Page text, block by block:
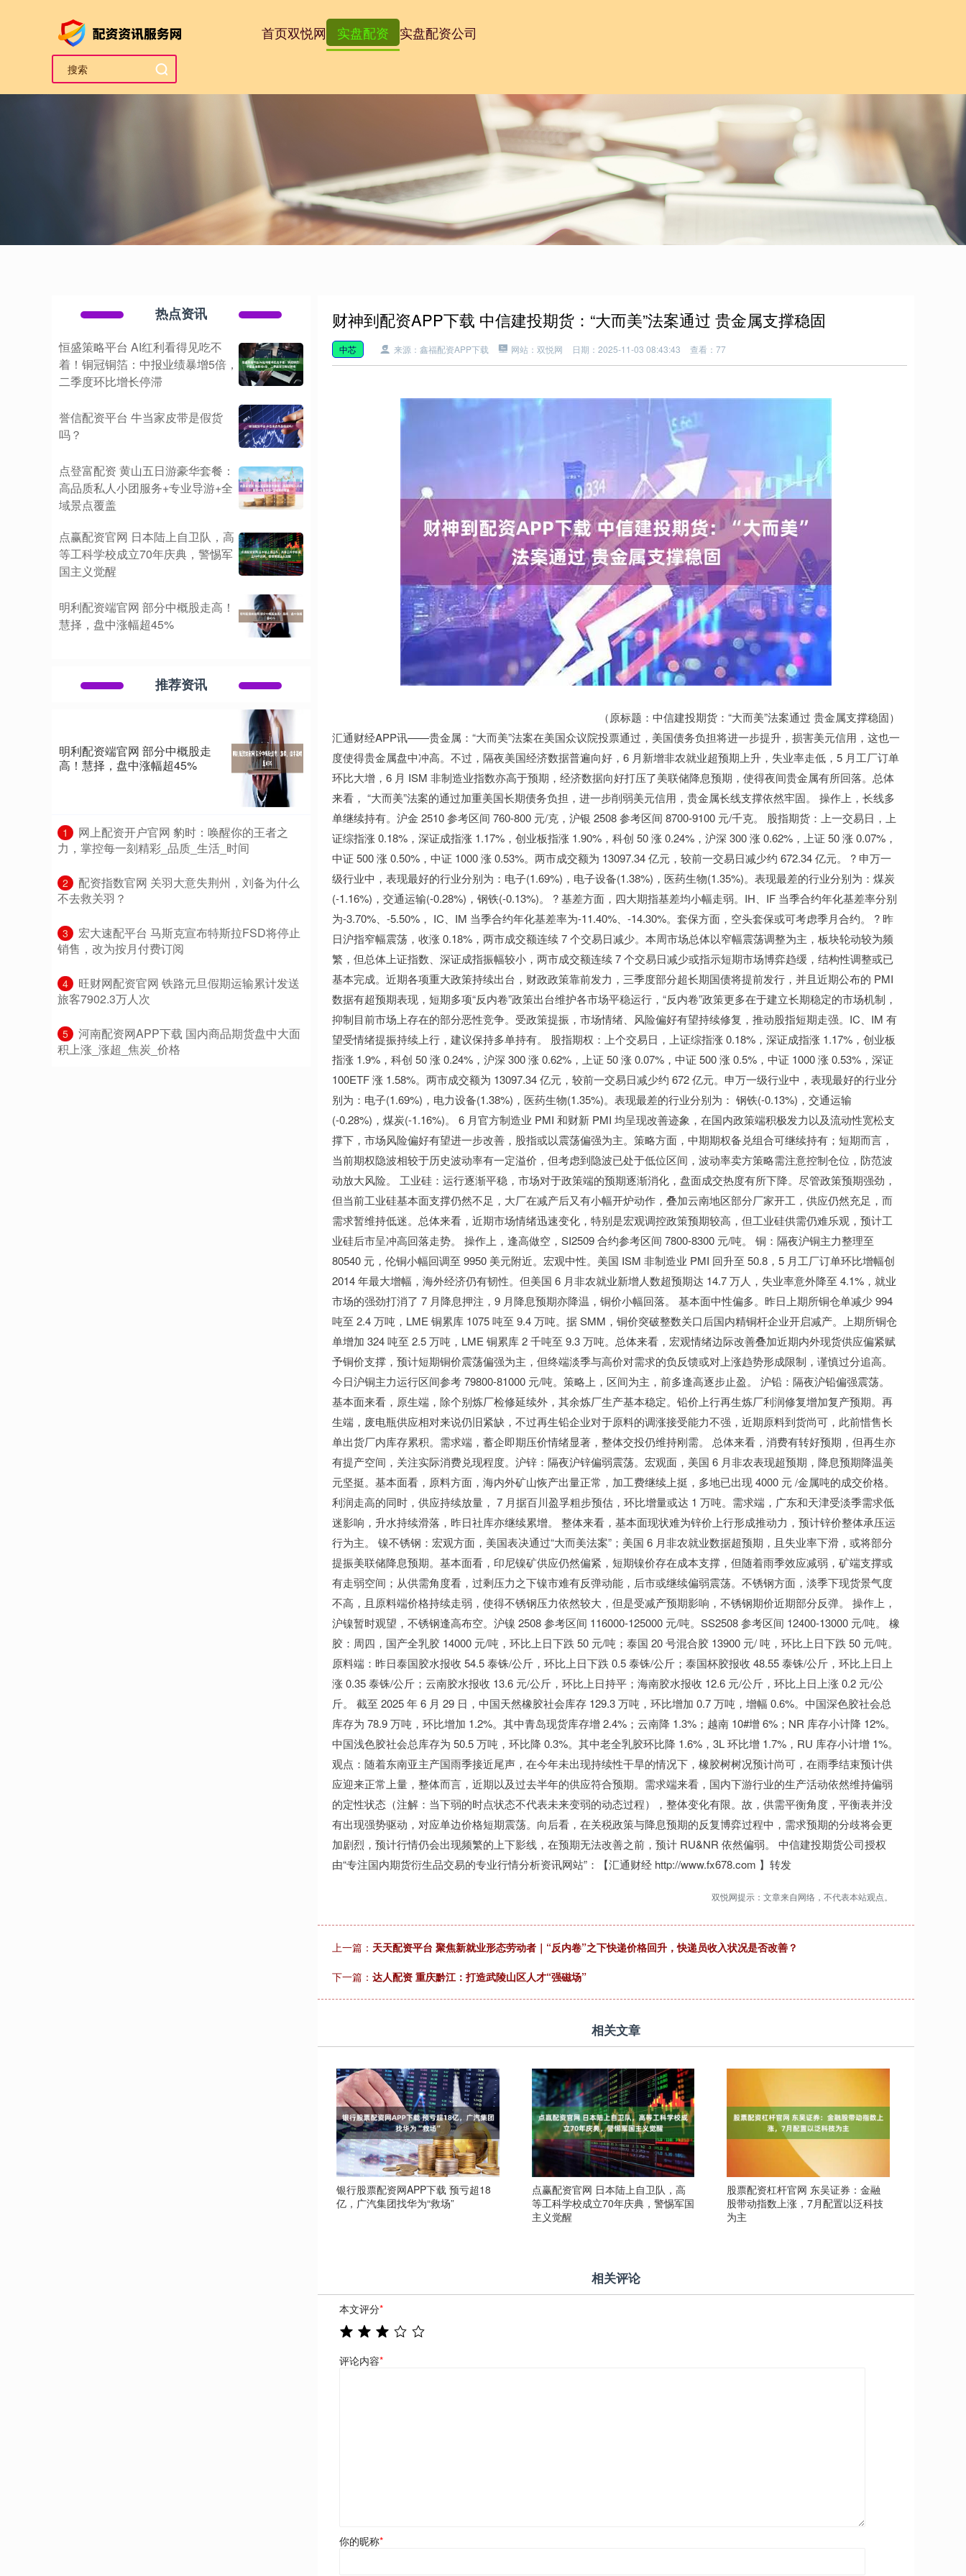
首页双悦网 实盘配资 实盘配资公司
财神到配资APP下载 中信建投期货：“大而美”法案通过 贵金属支撑稳固
中芯 来源：鑫福配资APP下载 网站：双悦网 日期：2025-11-03 08:43:43 查看：77
（原标题：中信建投期货：“大而美”法案通过 贵金属支撑稳固）
汇通财经APP讯——贵金属：“大而美”法案在美国众议院投票通过，美国债务负担将进一步提升，损害美元信用，这也一
度使得贵金属盘中冲高。不过，隔夜美国经济数据普遍向好，6 月新增非农就业超预期上升，失业率走低，5 月工厂订单
环比大增，6 月 ISM 非制造业指数亦高于预期，经济数据向好打压了美联储降息预期，使得夜间贵金属有所回落。总体
来看， “大而美”法案的通过加重美国长期债务负担，进一步削弱美元信用，贵金属长线支撑依然牢固。 操作上，长线多
单继续持有。沪金 2510 参考区间 760-800 元/克，沪银 2508 参考区间 8700-9100 元/千克。 股指期货：上一交易日，上
证综指涨 0.18%，深证成指涨 1.17%，创业板指涨 1.90%，科创 50 涨 0.24%，沪深 300 涨 0.62%，上证 50 涨 0.07%，
中证 500 涨 0.50%，中证 1000 涨 0.53%。两市成交额为 13097.34 亿元，较前一交易日减少约 672.34 亿元。 ? 申万一
级行业中，表现最好的行业分别为：电子(1.69%)，电子设备(1.38%)，医药生物(1.35%)。表现最差的行业分别为：煤炭
(-1.16%)，交通运输(-0.28%)，钢铁(-0.13%)。 ? 基差方面，四大期指基差均小幅走弱。IH、IF 当季合约年化基差率分别
为-3.70%、-5.50%， IC、IM 当季合约年化基差率为-11.40%、-14.30%。套保方面，空头套保或可考虑季月合约。 ? 昨
日沪指窄幅震荡，收涨 0.18%，两市成交额连续 7 个交易日减少。本周市场总体以窄幅震荡调整为主，板块轮动较为频
繁，但总体上证指数、深证成指振幅较小，两市成交额连续 7 个交易日减少或指示短期市场博弈趋缓，结构性调整或已
基本完成。近期各项重大政策持续出台，财政政策靠前发力，三季度部分超长期国债将提前发行，并且近期公布的 PMI
数据有超预期表现，短期多项“反内卷”政策出台维护各市场平稳运行，“反内卷”政策更多在于建立长期稳定的市场机制，
抑制目前市场上存在的部分恶性竞争。受政策提振，市场情绪、风险偏好有望持续修复，推动股指短期走强。IC、IM 有
望受情绪提振持续上行，建议保持多单持有。 股指期权：上个交易日，上证综指涨 0.18%，深证成指涨 1.17%，创业板
指涨 1.9%，科创 50 涨 0.24%，沪深 300 涨 0.62%，上证 50 涨 0.07%，中证 500 涨 0.5%，中证 1000 涨 0.53%，深证
100ETF 涨 1.58%。两市成交额为 13097.34 亿元，较前一交易日减少约 672 亿元。申万一级行业中，表现最好的行业分
别为：电子(1.69%)，电力设备(1.38%)，医药生物(1.35%)。表现最差的行业分别为： 钢铁(-0.13%)，交通运输
(-0.28%)，煤炭(-1.16%)。 6 月官方制造业 PMI 和财新 PMI 均呈现改善迹象，在国内政策端积极发力以及流动性宽松支
撑下，市场风险偏好有望进一步改善，股指或以震荡偏强为主。策略方面，中期期权备兑组合可继续持有；短期而言，
当前期权隐波相较于历史波动率有一定溢价，但考虑到隐波已处于低位区间，波动率卖方策略需注意控制仓位，防范波
动放大风险。 工业硅：运行逐渐平稳，市场对于政策端的预期逐渐消化，盘面成交热度有所下降。尽管政策预期强劲，
但当前工业硅基本面支撑仍然不足，大厂在减产后又有小幅开炉动作，叠加云南地区部分厂家开工，供应仍然充足，而
需求暂维持低迷。总体来看，近期市场情绪迅速变化，特别是宏观调控政策预期较高，但工业硅供需仍难乐观，预计工
业硅后市呈冲高回落走势。 操作上，逢高做空，SI2509 合约参考区间 7800-8300 元/吨。 铜：隔夜沪铜主力整理至
80540 元，伦铜小幅回调至 9950 美元附近。宏观中性。美国 ISM 非制造业 PMI 回升至 50.8，5 月工厂订单环比增幅创
2014 年最大增幅，海外经济仍有韧性。但美国 6 月非农就业新增人数超预期达 14.7 万人，失业率意外降至 4.1%，就业
市场的强劲打消了 7 月降息押注，9 月降息预期亦降温，铜价小幅回落。 基本面中性偏多。昨日上期所铜仓单减少 994
吨至 2.4 万吨，LME 铜累库 1075 吨至 9.4 万吨。据 SMM，铜价突破整数关口后国内精铜杆企业开启减产。上期所铜仓
单增加 324 吨至 2.5 万吨，LME 铜累库 2 千吨至 9.3 万吨。总体来看，宏观情绪边际改善叠加近期内外现货供应偏紧赋
予铜价支撑，预计短期铜价震荡偏强为主，但终端淡季与高价对需求的负反馈或对上涨趋势形成限制，谨慎过分追高。
今日沪铜主力运行区间参考 79800-81000 元/吨。策略上，区间为主，前多逢高逐步止盈。 沪铅：隔夜沪铅偏强震荡。
基本面来看，原生端，除个别炼厂检修延续外，其余炼厂生产基本稳定。铅价上行再生炼厂利润修复增加复产预期。再
生端，废电瓶供应相对来说仍旧紧缺，不过再生铅企业对于原料的调涨接受能力不强，近期原料到货尚可，此前惜售长
单出货厂内库存累积。需求端，蓄企即期压价情绪显著，整体交投仍维持刚需。 总体来看，消费有转好预期，但再生亦
有提产空间，关注实际消费兑现程度。沪锌：隔夜沪锌偏弱震荡。宏观面，美国 6 月非农表现超预期，降息预期降温美
元坚挺。基本面看，原料方面，海内外矿山恢产出量正常，加工费继续上挺，多地已出现 4000 元 /金属吨的成交价格。
利润走高的同时，供应持续放量， 7 月据百川盈孚粗步预估，环比增量或达 1 万吨。需求端，广东和天津受淡季需求低
迷影响，升水持续滑落，昨日社库亦继续累增。 整体来看，基本面现状难为锌价上行形成推动力，预计锌价整体承压运
行为主。 镍不锈钢：宏观方面，美国表决通过“大而美法案”；美国 6 月非农就业数据超预期，且失业率下滑，或将部分
提振美联储降息预期。基本面看，印尼镍矿供应仍然偏紧，短期镍价存在成本支撑，但随着雨季效应减弱，矿端支撑或
有走弱空间；从供需角度看，过剩压力之下镍市难有反弹动能，后市或继续偏弱震荡。不锈钢方面，淡季下现货景气度
不高，且原料端价格持续走弱，使得不锈钢压力依然较大，但是受减产预期影响，不锈钢期价近期部分反弹。 操作上，
沪镍暂时观望，不锈钢逢高布空。沪镍 2508 参考区间 116000-125000 元/吨。SS2508 参考区间 12400-13000 元/吨。 橡
胶：周四，国产全乳胶 14000 元/吨，环比上日下跌 50 元/吨；泰国 20 号混合胶 13900 元/ 吨，环比上日下跌 50 元/吨。
原料端：昨日泰国胶水报收 54.5 泰铢/公斤，环比上日下跌 0.5 泰铢/公斤；泰国杯胶报收 48.55 泰铢/公斤，环比上日上
涨 0.35 泰铢/公斤；云南胶水报收 13.6 元/公斤，环比上日持平；海南胶水报收 12.6 元/公斤，环比上日上涨 0.2 元/公
斤。 截至 2025 年 6 月 29 日，中国天然橡胶社会库存 129.3 万吨，环比增加 0.7 万吨，增幅 0.6%。中国深色胶社会总
库存为 78.9 万吨，环比增加 1.2%。其中青岛现货库存增 2.4%；云南降 1.3%；越南 10#增 6%；NR 库存小计降 12%。
中国浅色胶社会总库存为 50.5 万吨，环比降 0.3%。其中老全乳胶环比降 1.6%，3L 环比增 1.7%，RU 库存小计增 1%。
观点：随着东南亚主产国雨季接近尾声，在今年未出现持续性干旱的情况下，橡胶树树况预计尚可，在雨季结束预计供
应迎来正常上量，整体而言，近期以及过去半年的供应符合预期。需求端来看，国内下游行业的生产活动依然维持偏弱
的定性状态（注解：当下弱的时点状态不代表未来变弱的动态过程），整体变化有限。故，供需平衡角度，平衡表并没
有出现强势驱动，对应单边价格短期震荡。向后看，在关税政策与降息预期的反复博弈过程中，需求预期的分歧将会更
加剧烈，预计行情仍会出现频繁的上下影线，在预期无法改善之前，预计 RU&NR 依然偏弱。 中信建投期货公司授权
由“专注国内期货衍生品交易的专业行情分析资讯网站”：【汇通财经 http://www.fx678.com 】转发
双悦网提示：文章来自网络，不代表本站观点。
上一篇： 天天配资平台 聚焦新就业形态劳动者｜“反内卷”之下快递价格回升，快递员收入状况是否改善？
下一篇： 达人配资 重庆黔江：打造武陵山区人才“强磁场”
相关文章
银行股票配资网APP下载 预亏超18
亿，广汽集团找华为“救场”
点赢配资官网 日本陆上自卫队，高
等工科学校成立70年庆典，警惕军国
主义觉醒
股票配资杠杆官网 东吴证券：金融
股带动指数上涨，7月配置以泛科技
为主
相关评论
本文评分*
评论内容*
你的昵称*
热点资讯
恒盛策略平台 AI红利看得见吃不
着！铜冠铜箔：中报业绩暴增5倍，
二季度环比增长停滞
誉信配资平台 牛当家皮带是假货
吗？
点登富配资 黄山五日游豪华套餐：
高品质私人小团服务+专业导游+全
域景点覆盖
点赢配资官网 日本陆上自卫队，高
等工科学校成立70年庆典，警惕军
国主义觉醒
明利配资端官网 部分中概股走高！
慧择，盘中涨幅超45%
推荐资讯
明利配资端官网 部分中概股走
高！慧择，盘中涨幅超45%
1
​网上配资开户官网 豹时：唤醒你的王者之
力，掌控每一刻精彩_品质_生活_时间
2
​配资指数官网 关羽大意失荆州，刘备为什么
不去救关羽？
3
​宏大速配平台 马斯克宣布特斯拉FSD将停止
销售，改为按月付费订阅
4
​旺财网配资官网 铁路元旦假期运输累计发送
旅客7902.3万人次
5
​河南配资网APP下载 国内商品期货盘中大面
积上涨_涨超_焦炭_价格